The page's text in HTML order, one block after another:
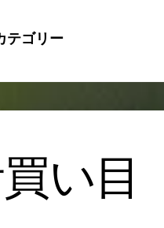
テゴリー
い目